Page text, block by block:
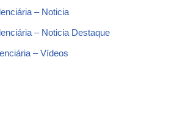
– Noticia
– Noticia Destaque
– Vídeos